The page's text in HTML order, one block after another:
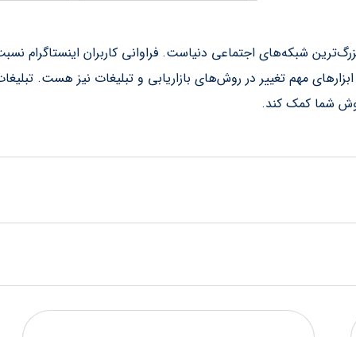
۱۵ میلیارد بازدید، یکی از بزرگ‌ترین شبکه‌های اجتماعی دنیاست. فراوانی
مهم تغییر در روش‌های بازاریابی و تبلیغات نیز هست.
شما کمک کند.